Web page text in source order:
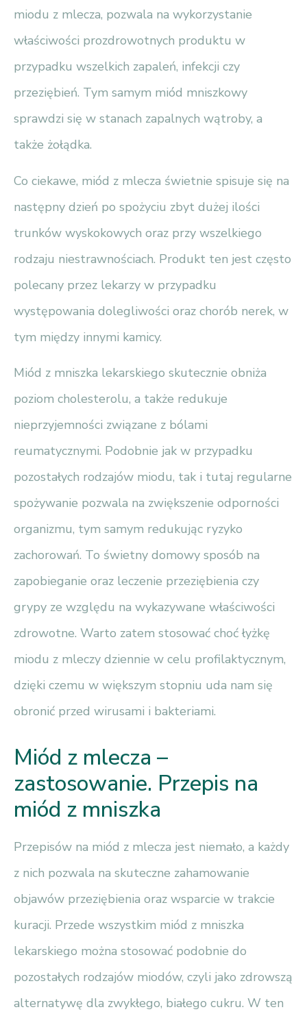
miodu z mlecza, pozwala na wykorzystanie
właściwości prozdrowotnych produktu w
przypadku wszelkich zapaleń, infekcji czy
przeziębień. Tym samym miód mniszkowy
sprawdzi się w stanach zapalnych wątroby, a
także żołądka.
Co ciekawe, miód z mlecza świetnie spisuje się na
następny dzień po spożyciu zbyt dużej ilości
trunków wyskokowych oraz przy wszelkiego
rodzaju niestrawnościach. Produkt ten jest często
polecany przez lekarzy w przypadku
występowania dolegliwości oraz chorób nerek, w
tym między innymi kamicy.
Miód z mniszka lekarskiego skutecznie obniża
poziom cholesterolu, a także redukuje
nieprzyjemności związane z bólami
reumatycznymi. Podobnie jak w przypadku
pozostałych rodzajów miodu, tak i tutaj regularne
spożywanie pozwala na zwiększenie odporności
organizmu, tym samym redukując ryzyko
zachorowań. To świetny domowy sposób na
zapobieganie oraz leczenie przeziębienia czy
grypy ze względu na wykazywane właściwości
zdrowotne. Warto zatem stosować choć łyżkę
miodu z mleczy dziennie w celu profilaktycznym,
dzięki czemu w większym stopniu uda nam się
obronić przed wirusami i bakteriami.
Miód z mlecza –
zastosowanie. Przepis na
miód z mniszka
Przepisów na miód z mlecza jest niemało, a każdy
z nich pozwala na skuteczne zahamowanie
objawów przeziębienia oraz wsparcie w trakcie
kuracji. Przede wszystkim miód z mniszka
lekarskiego można stosować podobnie do
pozostałych rodzajów miodów, czyli jako zdrowszą
alternatywę dla zwykłego, białego cukru. W ten